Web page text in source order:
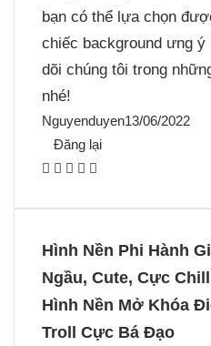
bạn có thể lựa chọn
chiếc background ưng
dõi chúng tôi trong
nhé!
Nguyenduyen13/06/2022
Đăng lại
F
o
o
k
X P
r
e
s
M
n
g
e
n
g
e
Hình Nền Phi Hành
Ngầu, Cute, Cực Chill
Hình Nền Mở Khóa
Troll Cực Bá Đạo